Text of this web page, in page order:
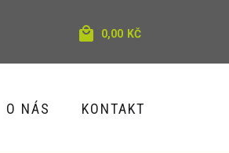
KČ
0,00
O NÁS KONTAKT